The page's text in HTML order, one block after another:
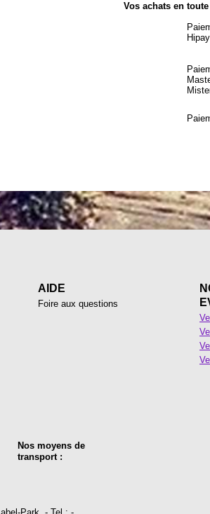
Vos achats en
AIDE
Foire aux questions
Nos moyens de
transport :